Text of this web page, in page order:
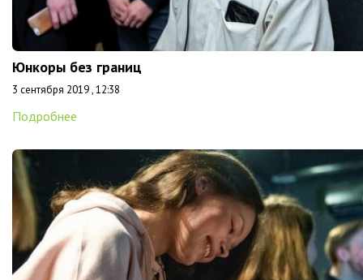
Юнкоры без границ
3 сентября 2019 , 12:38
Подробнее